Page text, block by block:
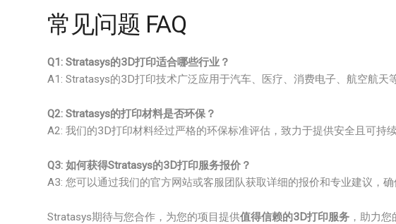
常见问题 FAQ
Q1: Stratasys的3D打印适合哪些行业？
A1: Stratasys的3D打印技术广泛应用于汽车、医疗、消费电子、航空航天
Q2: Stratasys的打印材料是否环保？
A2: 我们的3D打印材料经过严格的环保标准评估，致力于提供安全且可持续
Q3: 如何获得Stratasys的3D打印服务报价？
A3: 您可以通过我们的官方网站或客服团队获取详细的报价和专业建议，确
Stratasys期待与您合作，为您的项目提供值得信赖的3D打印服务 ，助力您